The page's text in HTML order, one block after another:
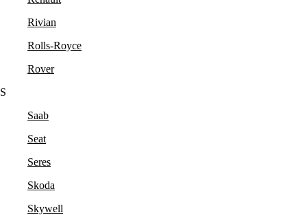
Rivian
Rolls-Royce
Rover
S
Saab
Seat
Seres
Skoda
Skywell